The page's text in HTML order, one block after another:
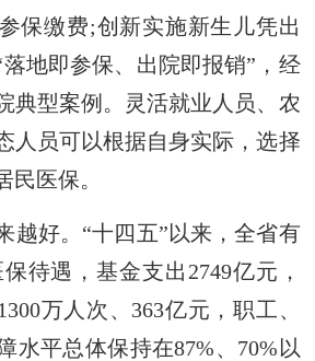
保缴费;创新实施新生儿凭出
地即参保、出院即报销”，经
典型案例。灵活就业人员、农
人员可以根据自身实际，选择
民医保。
好。“十四五”以来，全省有
待遇，基金支出2749亿元，
万人次、363亿元，职工、
水平总体保持在87%、70%以